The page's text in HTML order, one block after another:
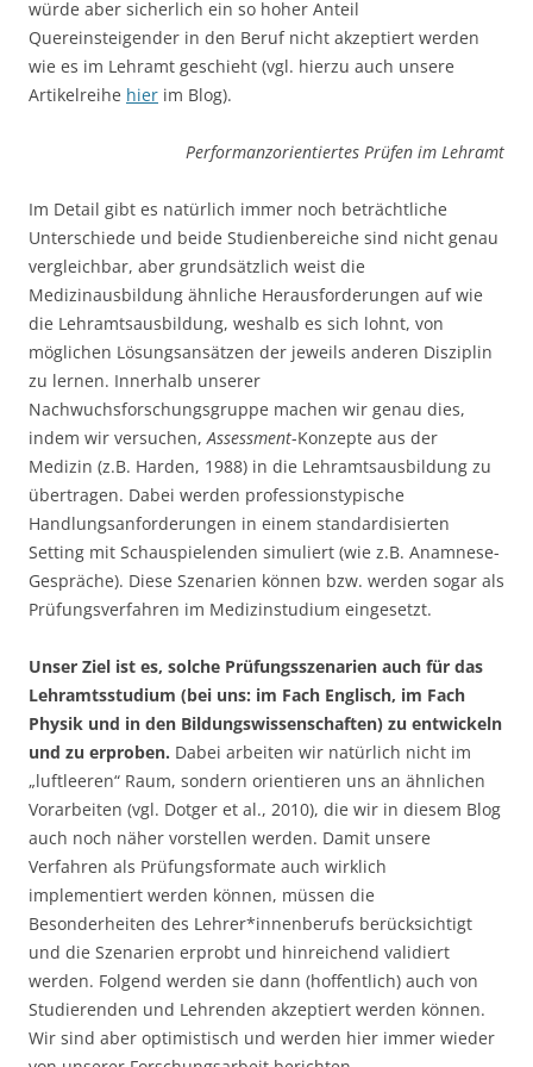
würde aber sicherlich ein so hoher Anteil
Quereinsteigender in den Beruf nicht akzeptiert werden
wie es im Lehramt geschieht (vgl. hierzu auch unsere
Artikelreihe hier im Blog).
Performanzorientiertes Prüfen im Lehramt
Im Detail gibt es natürlich immer noch beträchtliche
Unterschiede und beide Studienbereiche sind nicht genau
vergleichbar, aber grundsätzlich weist die
Medizinausbildung ähnliche Herausforderungen auf wie
die Lehramtsausbildung, weshalb es sich lohnt, von
möglichen Lösungsansätzen der jeweils anderen Disziplin
zu lernen. Innerhalb unserer
Nachwuchsforschungsgruppe machen wir genau dies,
indem wir versuchen,Assessment-Konzepte aus der
Medizin (z.B. Harden, 1988) in die Lehramtsausbildung zu
übertragen. Dabei werden professionstypische
Handlungsanforderungen in einem standardisierten
Setting mit Schauspielenden simuliert (wie z.B. Anamnese-
Gespräche). Diese Szenarien können bzw. werden sogar als
Prüfungsverfahren im Medizinstudium eingesetzt.
Unser Ziel ist es, solche Prüfungsszenarien auch für das
Lehramtsstudium (bei uns: im Fach Englisch, im Fach
Physik und in den Bildungswissenschaften) zu entwickeln
und zu erproben. Dabei arbeiten wir natürlich nicht im
„luftleeren“ Raum, sondern orientieren uns an ähnlichen
Vorarbeiten (vgl. Dotger et al., 2010), die wir in diesem Blog
auch noch näher vorstellen werden. Damit unsere
Verfahren als Prüfungsformate auch wirklich
implementiert werden können, müssen die
Besonderheiten des Lehrer*innenberufs berücksichtigt
und die Szenarien erprobt und hinreichend validiert
werden. Folgend werden sie dann (hoffentlich) auch von
Studierenden und Lehrenden akzeptiert werden können.
Wir sind aber optimistisch und werden hier immer wieder